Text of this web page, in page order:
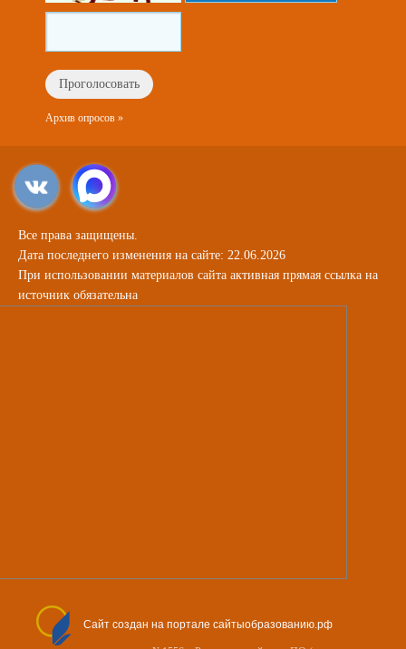
Архив опросов »
Все права защищены.
Дата последнего изменения на сайте: 22.06.2026
При использовании материалов сайта активная прямая ссылка на
источник обязательна
Сайт создан на портале сайтыобразованию.рф